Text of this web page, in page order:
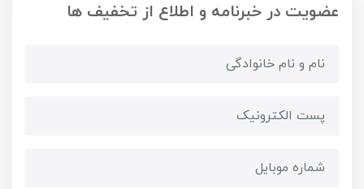
عضویت در خبرنامه و اطلاع از تخفیف ها